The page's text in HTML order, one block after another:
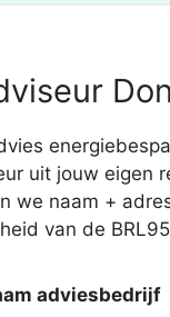
uit jouw eigen
we naam +
van de
adviesbedrijf